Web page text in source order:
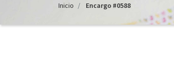
Inicio Encargo #0588